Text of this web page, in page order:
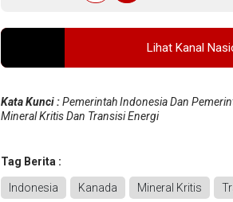
Lihat Kanal
Kata Kunci :Pemerintah Indonesia Dan
Mineral Kritis Dan Transisi Energi
Tag Berita :
Indonesia Kanada Mineral Kritis